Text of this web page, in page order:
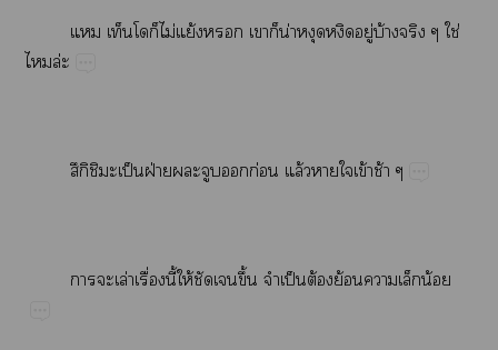
​​​ไม่​ย้​​​​น่​​ู่​บ้​​ใช่​
​ล่
ึิ​​ป็​ฝ่​​​​ก่​ล้​​​ข้​ช้
​​ล่​ื่​ี้​ให้​​ึ้​​ป็​ต้​ย้​​​น้